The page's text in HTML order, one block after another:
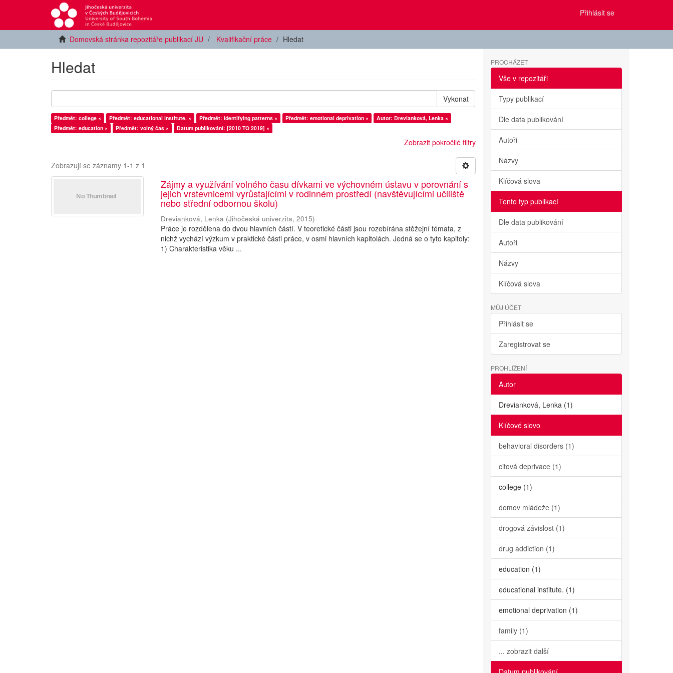
Přihlásit se
Domovská stránka repozitáře publikací JU Kvalifikační práce Hledat
Hledat
Vykonat
Předmět: college × Předmět: educational institute. × Předmět: identifying patterns × Předmět: emotional deprivation ×
Autor: Drevianková, Lenka ×
Předmět: education ×
Předmět: volný čas × Datum publikování: [2010 TO 2019] ×
Zobrazit pokročilé filtry
Zobrazují se záznamy 1-1 z 1
Zájmy a využívání volného času dívkami ve výchovném ústavu v porovnání s
jejich vrstevnicemi vyrůstajícími v rodinném prostředí (navštěvujícími učiliště
nebo střední odbornou školu)
Drevianková, Lenka (Jihočeská univerzita,2015)
Práce je rozdělena do dvou hlavních částí. V teoretické části jsou rozebírána stěžejní témata, z
nichž vychází výzkum v praktické části práce, v osmi hlavních kapitolách. Jedná se o tyto kapitoly:
1) Charakteristika věku ...
PROCHÁZET
Vše v repozitáři
Typy publikací
Dle data publikování
Autoři
Názvy
Klíčová slova
Tento typ publikací
Dle data publikování
Autoři
Názvy
Klíčová slova
MŮJ ÚČET
Přihlásit se
Zaregistrovat se
PROHLÍŽENÍ
Autor
Drevianková, Lenka (1)
Klíčové slovo
behavioral disorders (1)
citová deprivace (1)
college (1)
domov mládeže (1)
drogová závislost (1)
drug addiction (1)
education (1)
educational institute. (1)
emotional deprivation (1)
family (1)
... zobrazit další